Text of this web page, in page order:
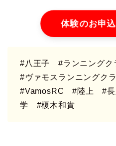
体験のお申
#八王子 #ランニング
#ヴァモスランニング
#VamosRC#陸上 #
学 #榎木和貴